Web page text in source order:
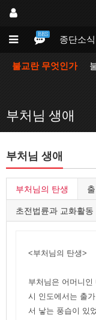
BBS
태고종 종단소식
불교란 무엇인가
부처님 생애
부처님 생애
부처님의 탄생
초전법륜과 교화활동
<부처님의 탄생>
부처님은 어머니
시 인도에서는 출
서 낳는 풍습이 있